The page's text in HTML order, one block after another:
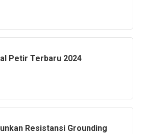
Petir Terbaru 2024
Resistansi Grounding